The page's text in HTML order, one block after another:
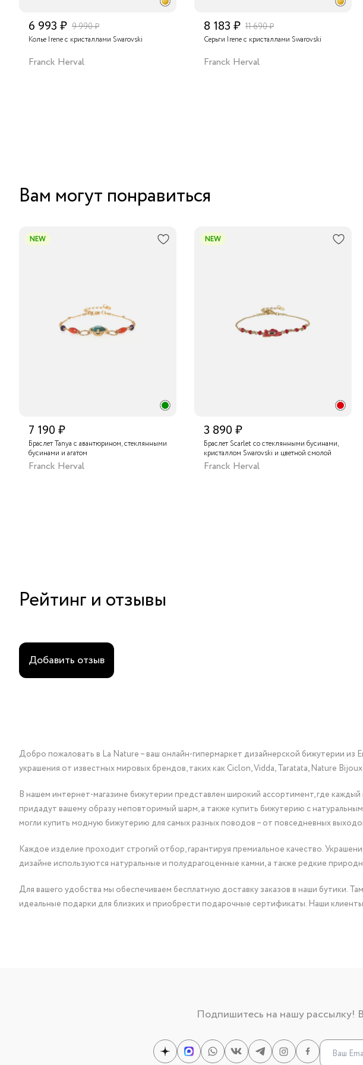
6 993 ₽ 9 990 ₽
Колье Irene с кристаллами Swarovski
Franck Herval
8 183 ₽ 11 690 ₽
Серьги Irene с кристаллами Swarovski
Franck Herval
Вам могут понравиться
NEW
7 190 ₽
Браслет Tanya с авантюрином, стеклянными
бусинами и агатом
Franck Herval
NEW
3 890 ₽
Браслет Scarlet со стеклянными бусинами,
кристаллом Swarovski и цветной смолой
Franck Herval
Рейтинг и отзывы
Добавить отзыв
Добро пожаловать в La Nature – ваш онлайн-гипермаркет дизайнерской бижутерии
украшения от известных мировых брендов, таких как Ciclon, Vidda, Taratata, Nature
В нашем интернет-магазине бижутерии представлен широкий ассортимент, где
придадут вашему образу неповторимый шарм, а также купить бижутерию с
могли купить модную бижутерию для самых разных поводов – от повседневных
Каждое изделие проходит строгий отбор, гарантируя премиальное качество.
дизайне используются натуральные и полудрагоценные камни, а также редкие
Для вашего удобства мы обеспечиваем бесплатную доставку заказов в наши бутики.
идеальные подарки для близких и приобрести подарочные сертификаты. Наши
Подпишитесь на нашу рассылку!